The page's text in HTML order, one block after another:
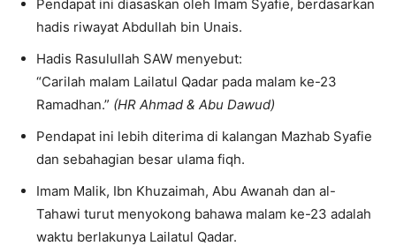
Pendapat ini diasaskan oleh Imam Syafie, berdasarkan
hadis riwayat Abdullah bin Unais.
Hadis Rasulullah SAW menyebut:
“Carilah malam Lailatul Qadar pada malam ke-23
Ramadhan.” (HR Ahmad & Abu Dawud)
Pendapat ini lebih diterima di kalangan Mazhab Syafie
dan sebahagian besar ulama fiqh.
Imam Malik, Ibn Khuzaimah, Abu Awanah dan al-
Tahawi turut menyokong bahawa malam ke-23 adalah
waktu berlakunya Lailatul Qadar.